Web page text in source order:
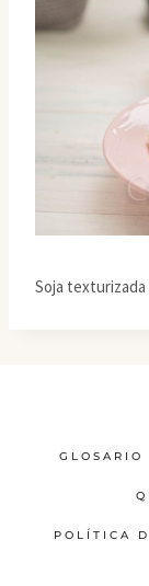
Soja
POLÍTICA